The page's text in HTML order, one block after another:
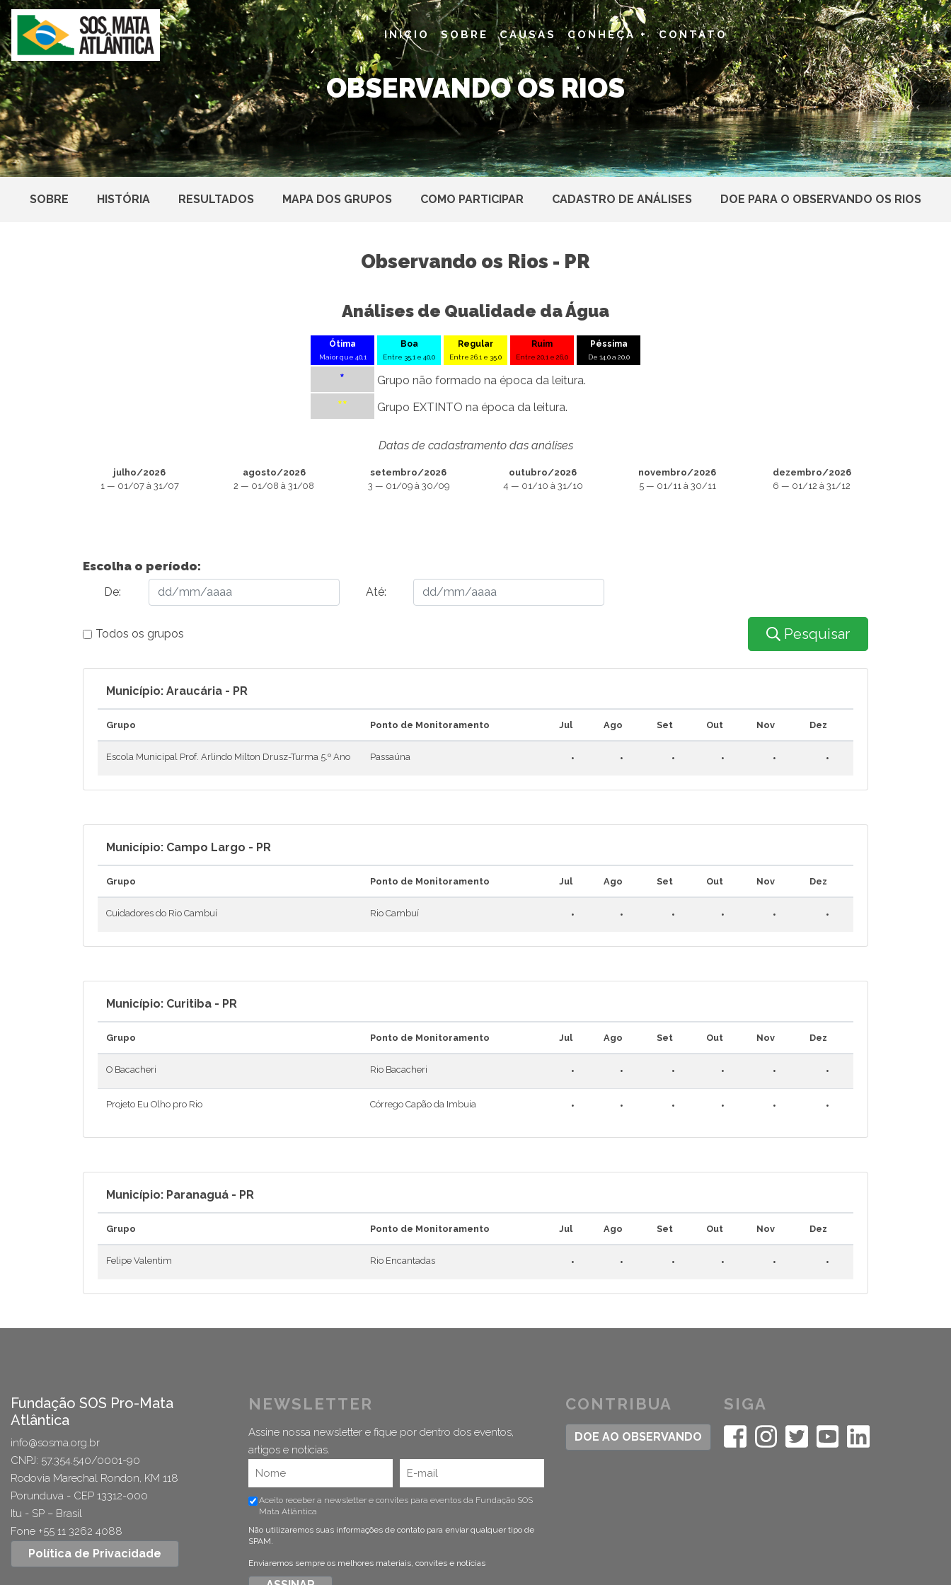
INÍCIO SOBRE CAUSAS CONHEÇA + CONTATO
OBSERVANDO OS RIOS
SOBRE HISTÓRIA RESULTADOS MAPA DOS GRUPOS COMO PARTICIPAR CADASTRO DE ANÁLISES DOE PARA O OBSERVANDO OS RIOS
Observando os Rios - PR
Análises de Qualidade da Água
Ótima
Maior que 40,1
Boa
Entre 35,1 e 40,0
Regular
Entre 26,1 e 35,0
Ruim
Entre 20,1 e 26,0
Péssima
De 14,0 a 20,0
* Grupo não formado na época da leitura.
** Grupo EXTINTO na época da leitura.
Datas de cadastramento das análises
julho/2026
1 — 01/07 à 31/07
agosto/2026
2 — 01/08 à 31/08
setembro/2026
3 — 01/09 à 30/09
outubro/2026
4 — 01/10 à 31/10
novembro/2026
5 — 01/11 à 30/11
dezembro/2026
6 — 01/12 à 31/12
Escolha o período:
De: Até:
Todos os grupos Pesquisar
Município: Araucária - PR
Grupo Ponto de Monitoramento Jul Ago Set Out Nov Dez
Escola Municipal Prof. Arlindo Milton Drusz-Turma 5.º Ano Passaúna • • • • • •
Município: Campo Largo - PR
Grupo Ponto de Monitoramento Jul Ago Set Out Nov Dez
Cuidadores do Rio Cambuí Rio Cambuí • • • • • •
Município: Curitiba - PR
Grupo Ponto de Monitoramento Jul Ago Set Out Nov Dez
O Bacacheri Rio Bacacheri • • • • • •
Projeto Eu Olho pro Rio Córrego Capão da Imbuia • • • • • •
Município: Paranaguá - PR
Grupo Ponto de Monitoramento Jul Ago Set Out Nov Dez
Felipe Valentim Rio Encantadas • • • • • •
Fundação SOS Pro-Mata
Atlântica
info@sosma.org.br
CNPJ: 57.354.540/0001-90
Rodovia Marechal Rondon, KM 118
Porunduva - CEP 13312-000
Itu - SP – Brasil
Fone +55 11 3262 4088
Política de Privacidade
NEWSLETTER
Assine nossa newsletter e fique por dentro dos eventos,
artigos e notícias.
Aceito receber a newsletter e convites para eventos da Fundação SOS
Mata Atlântica
Não utilizaremos suas informações de contato para enviar qualquer tipo de
SPAM.
Enviaremos sempre os melhores materiais, convites e notícias
CONTRIBUA
DOE AO OBSERVANDO
SIGA